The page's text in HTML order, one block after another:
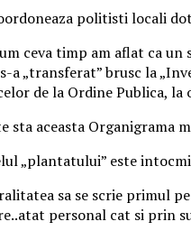
politisti locali
ceva timp am aflat ca
a „transferat” brusc la
de la Ordine Publica, la
sta aceasta Organigrama
„plantatului” este
sa se scrie primul
personal cat si prin